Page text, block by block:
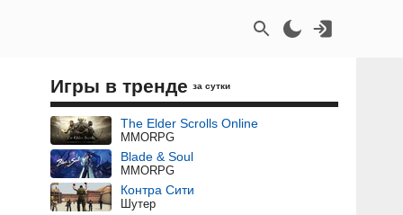
Игры в тренде за сутки
The Elder Scrolls Online
MMORPG
Blade & Soul
MMORPG
Контра Сити
Шутер